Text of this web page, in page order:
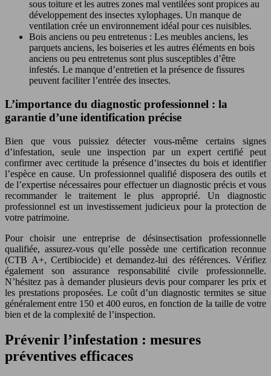
sous toiture et les autres zones mal ventilées sont propices au
développement des insectes xylophages. Un manque de
ventilation crée un environnement idéal pour ces nuisibles.
Bois anciens ou peu entretenus : Les meubles anciens, les
parquets anciens, les boiseries et les autres éléments en bois
anciens ou peu entretenus sont plus susceptibles d’être
infestés. Le manque d’entretien et la présence de fissures
peuvent faciliter l’entrée des insectes.
L’importance du diagnostic professionnel : la
garantie d’une identification précise
Bien que vous puissiez détecter vous-même certains signes
d’infestation, seule une inspection par un expert certifié peut
confirmer avec certitude la présence d’insectes du bois et identifier
l’espèce en cause. Un professionnel qualifié disposera des outils et
de l’expertise nécessaires pour effectuer un diagnostic précis et vous
recommander le traitement le plus approprié. Un diagnostic
professionnel est un investissement judicieux pour la protection de
votre patrimoine.
Pour choisir une entreprise de désinsectisation professionnelle
qualifiée, assurez-vous qu’elle possède une certification reconnue
(CTB A+, Certibiocide) et demandez-lui des références. Vérifiez
également son assurance responsabilité civile professionnelle.
N’hésitez pas à demander plusieurs devis pour comparer les prix et
les prestations proposées. Le coût d’un diagnostic termites se situe
généralement entre 150 et 400 euros, en fonction de la taille de votre
bien et de la complexité de l’inspection.
Prévenir l’infestation : mesures
préventives efficaces